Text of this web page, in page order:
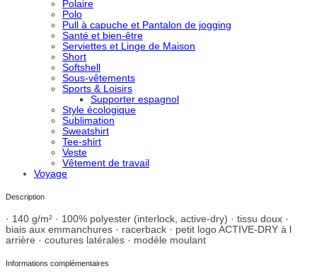
Polaire
Polo
Pull à capuche et Pantalon de jogging
Santé et bien-être
Serviettes et Linge de Maison
Short
Softshell
Sous-vêtements
Sports & Loisirs
Supporter espagnol
Style écologique
Sublimation
Sweatshirt
Tee-shirt
Veste
Vêtement de travail
Voyage
Description
· 140 g/m² · 100% polyester (interlock, active-dry) · tissu doux ·
biais aux emmanchures · racerback · petit logo ACTIVE-DRY à l
arrière · coutures latérales · modèle moulant
Informations complémentaires